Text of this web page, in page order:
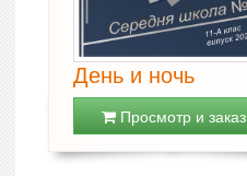
День и ночь
Просмотр и заказ